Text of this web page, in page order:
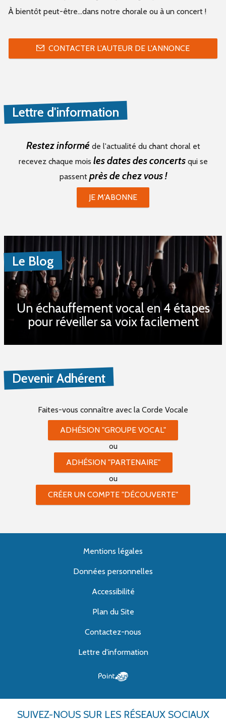
À bientôt peut-être...dans notre chorale ou à un concert !
CONTACTER L'AUTEUR DE L'ANNONCE
Lettre d'information
Restez informé de l'actualité du chant choral et
recevez chaque mois les dates des concertsqui se
passent près de chez vous !
JE M'ABONNE
Le Blog
Un échauffement vocal en 4 étapes
pour réveiller sa voix facilement
Devenir Adhérent
Faites-vous connaître avec la Corde Vocale
ADHÉSION "GROUPE VOCAL"
ou
ADHÉSION "PARTENAIRE"
ou
CRÉER UN COMPTE "DÉCOUVERTE"
Mentions légales
Données personnelles
Accessibilité
Plan du Site
Contactez-nous
Lettre d'information
SUIVEZ-NOUS SUR LES RÉSEAUX SOCIAUX